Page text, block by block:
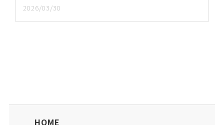
2026/03/30
HOME